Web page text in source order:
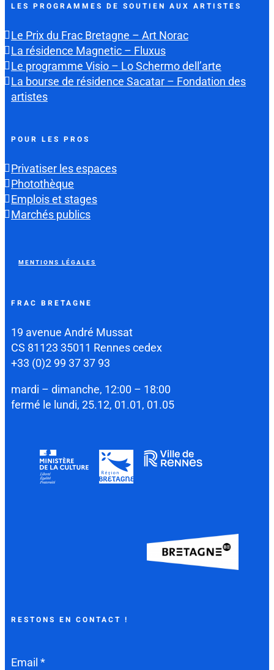
LES PROGRAMMES DE SOUTIEN AUX ARTISTES
Le Prix du Frac Bretagne – Art Norac
La résidence Magnetic – Fluxus
Le programme Visio – Lo Schermo dell’arte
La bourse de résidence Sacatar – Fondation des
artistes
POUR LES PROS
Privatiser les espaces
Photothèque
Emplois et stages
Marchés publics
MENTIONS LÉGALES
FRAC BRETAGNE
19 avenue André Mussat
CS 81123 35011 Rennes cedex
+33 (0)2 99 37 37 93
mardi – dimanche, 12:00 – 18:00
fermé le lundi, 25.12, 01.01, 01.05
RESTONS EN CONTACT !
Email *